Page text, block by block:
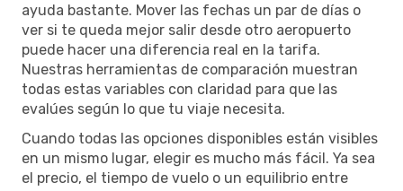
ayuda bastante. Mover las fechas un par de días o
ver si te queda mejor salir desde otro aeropuerto
puede hacer una diferencia real en la tarifa.
Nuestras herramientas de comparación muestran
todas estas variables con claridad para que las
evalúes según lo que tu viaje necesita.
Cuando todas las opciones disponibles están visibles
en un mismo lugar, elegir es mucho más fácil. Ya sea
el precio, el tiempo de vuelo o un equilibrio entre